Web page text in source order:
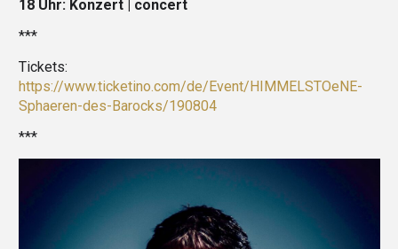
18 Uhr: Konzert | concert
***
Tickets:
https://www.ticketino.com/de/Event/HIMMELSTOeNE-
Sphaeren-des-Barocks/190804
***